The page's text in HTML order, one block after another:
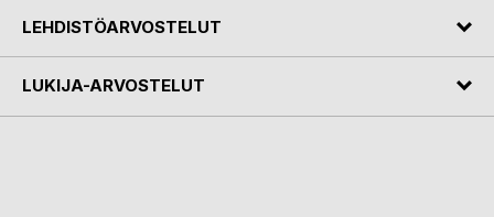
LEHDISTÖARVOSTELUT
LUKIJA-ARVOSTELUT